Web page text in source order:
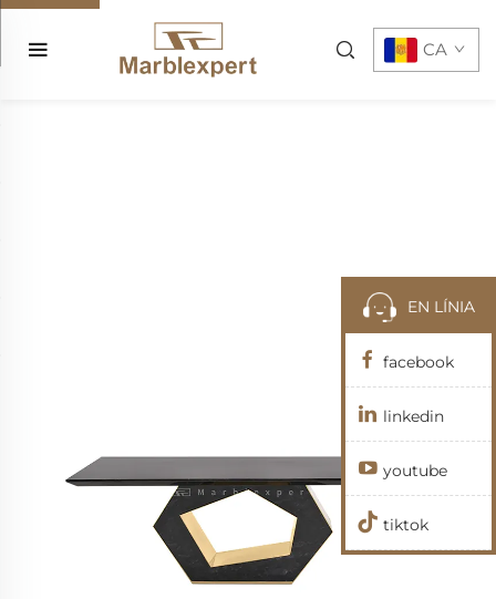
CA
EN LÍNIA
facebook
linkedin
youtube
tiktok